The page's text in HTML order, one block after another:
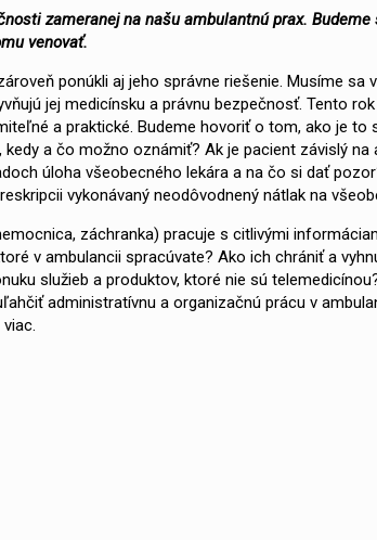
zameranej na našu ambulantnú prax.
venovať.
ponúkli aj jeho správne riešenie. Musíme sa
jej medicínsku a právnu bezpečnosť. Tento
a praktické. Budeme hovoriť o tom, ako je to
a čo možno oznámiť? Ak je pacient závislý
úloha všeobecného lekára a na čo si dať
vykonávaný neodôvodnený nátlak na
záchranka) pracuje s citlivými
v ambulancii spracúvate? Ako ich chrániť a
služieb a produktov, ktoré nie sú
administratívnu a organizačnú prácu v